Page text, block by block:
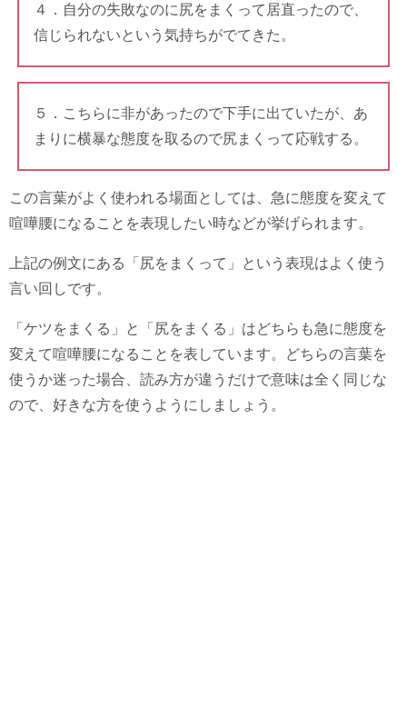
４．自分の失敗なのに尻をまくって居直ったので、
信じられないという気持ちがでてきた。
５．こちらに非があったので下手に出ていたが、あ
まりに横暴な態度を取るので尻まくって応戦する。
この言葉がよく使われる場面としては、急に態度を変えて
喧嘩腰になることを表現したい時などが挙げられます。
上記の例文にある「尻をまくって」という表現はよく使う
言い回しです。
「ケツをまくる」と「尻をまくる」はどちらも急に態度を
変えて喧嘩腰になることを表しています。どちらの言葉を
使うか迷った場合、読み方が違うだけで意味は全く同じな
ので、好きな方を使うようにしましょう。